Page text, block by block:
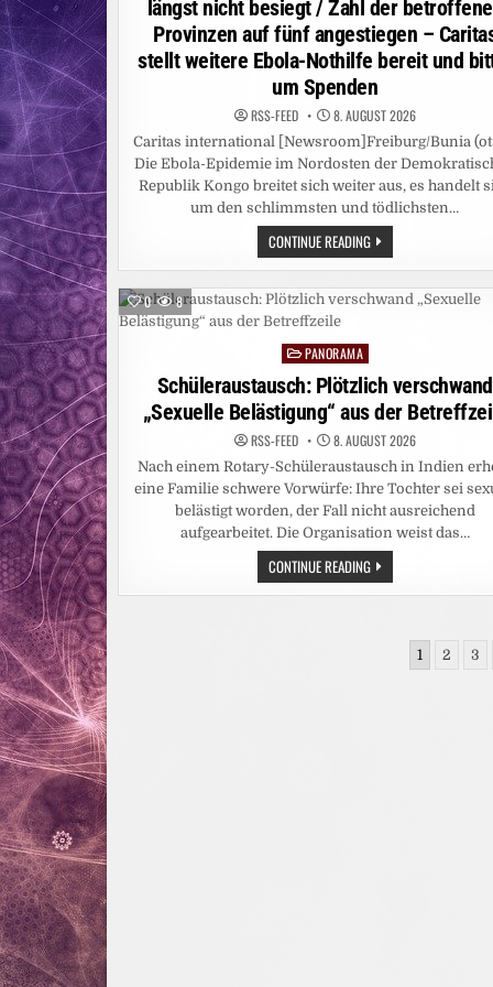
längst nicht besiegt / Zahl der
Provinzen auf fünf angestiegen –
stellt weitere Ebola-Nothilfe bereit und
um Spenden
RSS-FEED 8. AUGUST 2026
Caritas international [Newsroom]Freiburg/Bunia
Die Ebola-Epidemie im Nordosten der
Republik Kongo breitet sich weiter aus, es handelt
um den schlimmsten und tödlichsten…
CONTINUE READINGCARITAS:
EBOLA-
EPIDEMIE
DER
DR
BESIEGT
/
ZAHL
DER
BETROFFENEN
PROVINZEN
AUF
FÜNF
ANGESTIEGEN
–
CARITAS
STELLT
WEITERE
EBOLA-
NOTHILFE
BEREIT
0 8
PostedPANORAMA
Schüleraustausch: Plötzlich verschwand
„Sexuelle Belästigung“ aus der
RSS-FEED 8. AUGUST 2026
Nach einem Rotary-Schüleraustausch in Indien
eine Familie schwere Vorwürfe: Ihre Tochter sei
belästigt worden, der Fall nicht ausreichend
aufgearbeitet. Die Organisation weist das…
CONTINUE READINGSCHÜLERAUSTAUSCH:
PLÖTZLICH
VERSCHWAND
BETREFFZEILE
Seitennummerierung1 2 3